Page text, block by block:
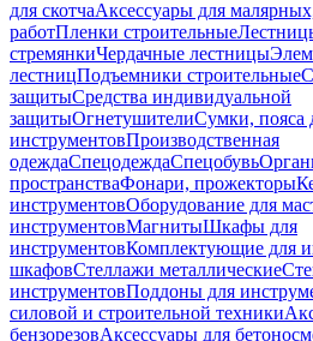
для скотчаАксессуары для
работПленки строительные
стремянкиЧердачные лестницы
лестницПодъемники строительные
защитыСредства индивидуальной
защитыОгнетушителиСумки, пояса
инструментовПроизводственная
одеждаСпецодеждаСпецобувь
пространстваФонари, прожекторы
инструментовОборудование для
инструментовМагнитыШкафы для
инструментовКомплектующие для
шкафовСтеллажи металлические
инструментовПоддоны для
силовой и строительной техники
бензорезовАксессуары для